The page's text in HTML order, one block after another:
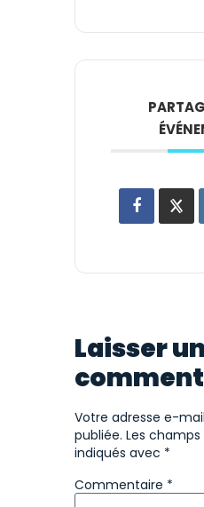
Laisser un
Votre adresse e-
publiée. Les
indiqués avec *
Commentaire *